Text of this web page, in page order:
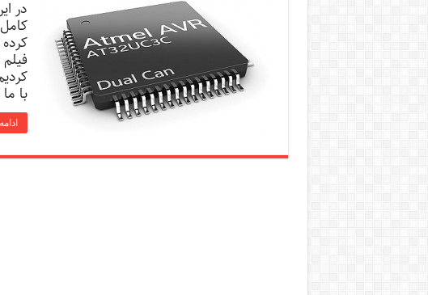
در
با